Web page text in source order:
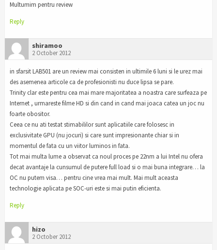
Multumim pentru review
Reply
shiramoo
2 October 2012
in sfarsit LAB501 are un review mai consisten in ultimile 6 luni si le urez mai
des asemenea articole ca de profesionisti nu duce lipsa se pare.
Trinity clar este pentru cea mai mare majoritatea a noastra care surfeaza pe
Internet , urmareste filme HD si din cand in cand mai joaca catea un joc nu
foarte obositor.
Ceea ce nu ati testat stimabililor sunt aplicatiile care folosesc in
exclusivitate GPU (nu jocuri) si care sunt impresionante chiar si in
momentul de fata cu un viitor luminos in fata.
Tot mai multa lume a observat ca noul proces pe 22nm a lui Intel nu ofera
decat avantaje la cunsumul de putere full load si o mai buna integrare… la
OC nu putem visa… pentru cine vrea mai mult. Mai mult aceasta
technologie aplicata pe SOC-uri este si mai putin eficienta.
Reply
hizo
2 October 2012